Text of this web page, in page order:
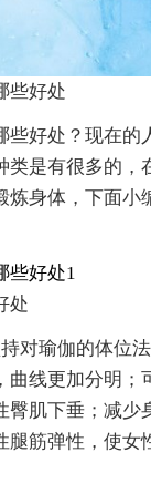
些好处
些好处？现在的
类是有很多的，
炼身体，下面小
好处1
处
对瑜伽的体位
曲线更加分明；
臀肌下垂；减少
腿筋弹性，使女